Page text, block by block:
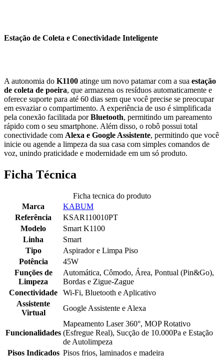
Estação de Coleta e Conectividade Inteligente
A autonomia do K1100 atinge um novo patamar com a sua estação
de coleta de poeira, que armazena os resíduos automaticamente e
oferece suporte para até 60 dias sem que você precise se preocupar
em esvaziar o compartimento. A experiência de uso é simplificada
pela conexão facilitada porBluetooth, permitindo um pareamento
rápido com o seu smartphone. Além disso, o robô possui total
conectividade com Alexa e Google Assistente, permitindo que você
inicie ou agende a limpeza da sua casa com simples comandos de
voz, unindo praticidade e modernidade em um só produto.
Ficha Técnica
Ficha tecnica do produto
Marca
KABUM
Referência
KSAR110010PT
Modelo
Smart K1100
Linha
Smart
Tipo
Aspirador e Limpa Piso
Potência
45W
Funções de
Limpeza
Automática, Cômodo, Área, Pontual (Pin&Go),
Bordas e Zigue-Zague
Conectividade
Wi-Fi, Bluetooth e Aplicativo
Assistente
Virtual
Google Assistente e Alexa
Funcionalidades
Mapeamento Laser 360°, MOP Rotativo
(Esfregue Real), Sucção de 10.000Pa e Estação
de Autolimpeza
Pisos Indicados Pisos frios, laminados e madeira